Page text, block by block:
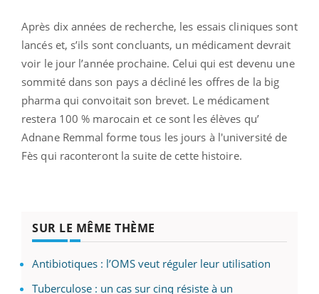
Après dix années de recherche, les essais cliniques sont
lancés et, s’ils sont concluants, un médicament devrait
voir le jour l’année prochaine. Celui qui est devenu une
sommité dans son pays a décliné les offres de la big
pharma qui convoitait son brevet. Le médicament
restera 100 % marocain et ce sont les élèves qu’
Adnane Remmal forme tous les jours à l'université de
Fès qui raconteront la suite de cette histoire.
SUR LE MÊME THÈME
Antibiotiques : l’OMS veut réguler leur utilisation
Tuberculose : un cas sur cinq résiste à un